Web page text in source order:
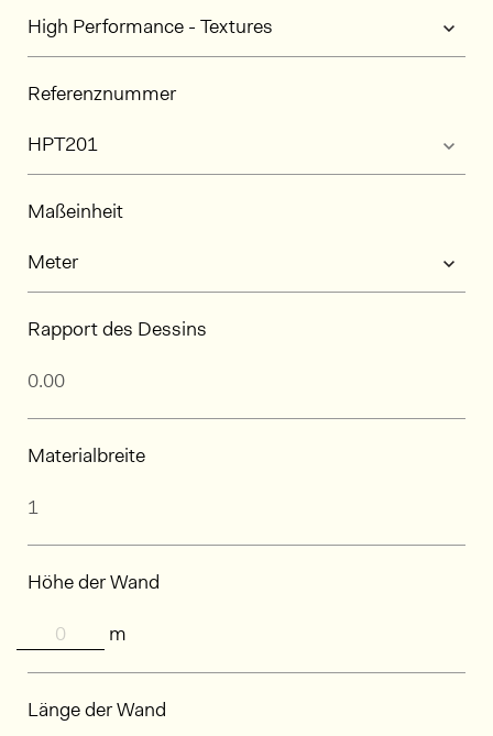
Referenznummer
Maßeinheit
Rapport des Dessins
Materialbreite
Höhe der Wand
m
Länge der Wand